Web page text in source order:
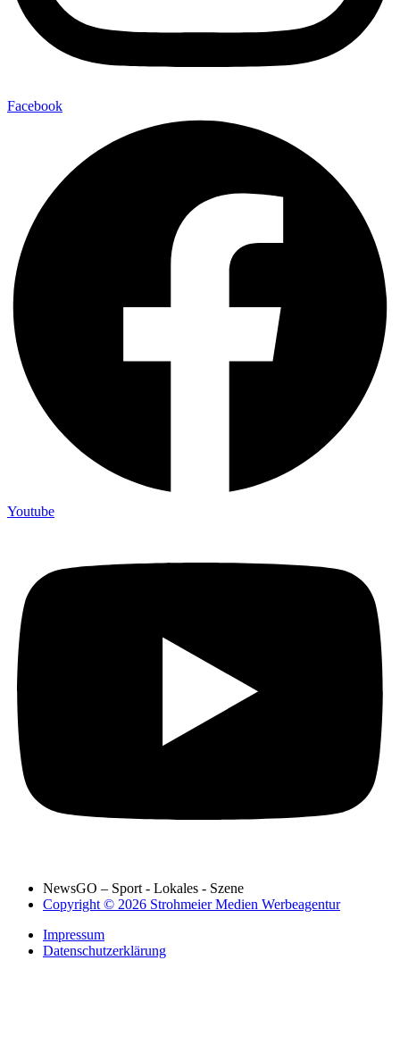
Facebook
Youtube
NewsGO – Sport - Lokales - Szene
Copyright © 2026 Strohmeier Medien Werbeagentur
Impressum
Datenschutzerklärung